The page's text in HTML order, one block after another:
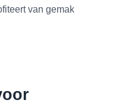
van gemak